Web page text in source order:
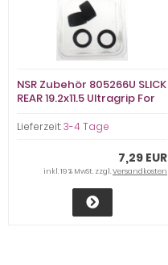
NSR Zubehör 805266U SLICK
REAR 19.2x11.5 Ultragrip For
Lieferzeit:3-4 Tage
7,29 EUR
inkl. 19 % MwSt. zzgl.Versandkosten